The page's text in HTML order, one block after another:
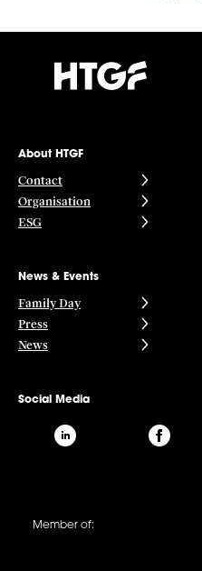
About HTGF
Contact
Organisation
ESG
News & Events
Family Day
Press
News
Social Media
Member of: